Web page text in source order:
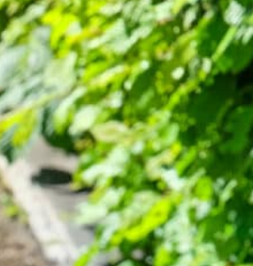
wenn die Pflanzen aus dem
um ein starkes Wachstum zu
stärken. Bei der Auswahl des
abgestimmt sind.
Stallmist ist ebenfalls
sollte in einer angemessenen
kontinuierlich zu